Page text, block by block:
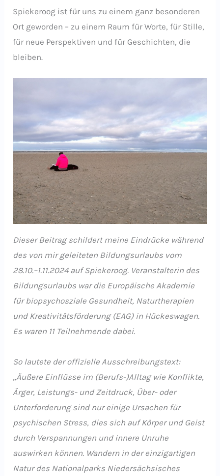
Spiekeroog ist für uns zu einem ganz besonderen
Ort geworden – zu einem Raum für Worte, für Stille,
für neue Perspektiven und für Geschichten, die
bleiben.
Dieser Beitrag schildert meine Eindrücke während
des von mir geleiteten Bildungsurlaubs vom
28.10.–1.11.2024 auf Spiekeroog. Veranstalterin des
Bildungsurlaubs war die Europäische Akademie
für biopsychosziale Gesundheit, Naturtherapien
und Kreativitätsförderung (EAG) in Hückeswagen.
Es waren 11 Teilnehmende dabei.
So lautete der offizielle Ausschreibungstext:
„Äußere Einflüsse im (Berufs-)Alltag wie Konflikte,
Ärger, Leistungs- und Zeitdruck, Über- oder
Unterforderung sind nur einige Ursachen für
psychischen Stress, dies sich auf Körper und Geist
durch Verspannungen und innere Unruhe
auswirken können. Wandern in der einzigartigen
Natur des Nationalparks Niedersächsisches